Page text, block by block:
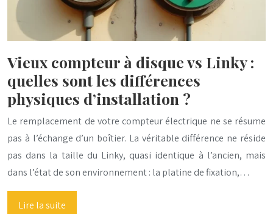
Vieux compteur à disque vs Linky :
quelles sont les différences
physiques d’installation ?
Le remplacement de votre compteur électrique ne se résume
pas à l’échange d’un boîtier. La véritable différence ne réside
pas dans la taille du Linky, quasi identique à l’ancien, mais
dans l’état de son environnement : la platine de fixation,…
Lire la suite